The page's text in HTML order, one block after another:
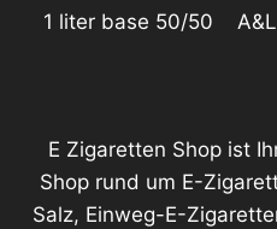
1 liter base 50/50
E Zigaretten Shop ist
Shop rund um E-
Salz, Einweg-E-